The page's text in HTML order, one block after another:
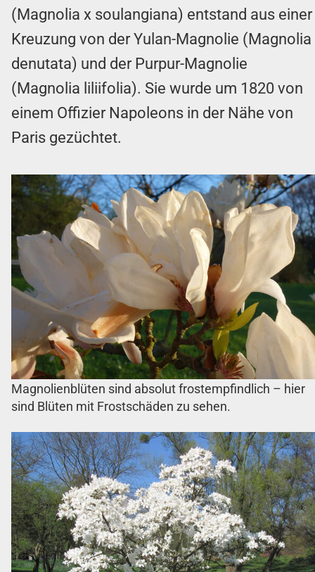
(Magnolia x soulangiana) entstand aus einer
Kreuzung von der Yulan-Magnolie (Magnolia
denutata) und der Purpur-Magnolie
(Magnolia liliifolia). Sie wurde um 1820 von
einem Offizier Napoleons in der Nähe von
Paris gezüchtet.
Magnolienblüten sind absolut frostempfindlich – hier
sind Blüten mit Frostschäden zu sehen.